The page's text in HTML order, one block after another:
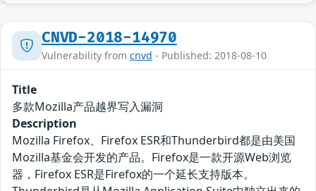
CNVD-2018-14970
Vulnerability from cnvd - Published: 2018-08-10
Title
多款Mozilla产品越界写入漏洞
Description
Mozilla Firefox、Firefox ESR和Thunderbird都是由美国
Mozilla基金会开发的产品。Firefox是一款开源Web浏览
器，Firefox ESR是Firefox的一个延长支持版本。